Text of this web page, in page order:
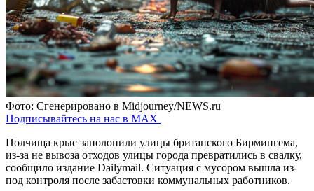
Фото: Сгенерировано в Midjourney/NEWS.ru
Подписывайтесь на нас в MAX
Полчища крыс заполонили улицы британского Бирмингема,
из-за не вывоза отходов улицы города превратились в свалку,
сообщило издание Dailymail. Ситуация с мусором вышла из-
под контроля после забастовки коммунальных работников.